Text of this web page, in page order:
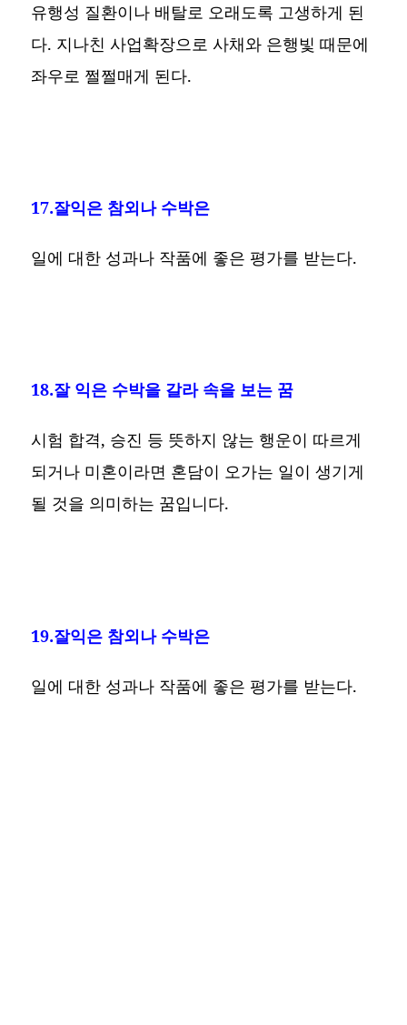
유행성 질환이나 배탈로 오래도록 고생하게 된
다. 지나친 사업확장으로 사채와 은행빛 때문에
좌우로 쩔쩔매게 된다.
17.잘익은 참외나 수박은
일에 대한 성과나 작품에 좋은 평가를 받는다.
18.잘 익은 수박을 갈라 속을 보는 꿈
시험 합격, 승진 등 뜻하지 않는 행운이 따르게
되거나 미혼이라면 혼담이 오가는 일이 생기게
될 것을 의미하는 꿈입니다.
19.잘익은 참외나 수박은
일에 대한 성과나 작품에 좋은 평가를 받는다.